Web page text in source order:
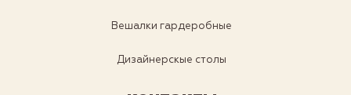
Вешалки гардеробные
Дизайнерскые столы